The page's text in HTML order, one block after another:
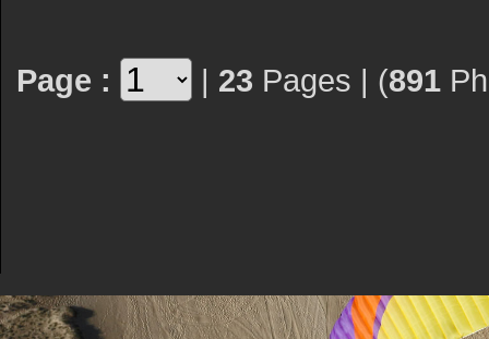
Page : 23 Pages | (891